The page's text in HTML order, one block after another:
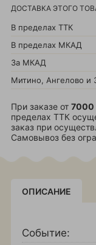
ДОСТАВКА ЭТОГО
В пределах ТТК
В пределах МКАД
За МКАД
Митино, Ангелово и
При заказе от 7000
пределах ТТК
заказ при
Самовывоз без
ОПИСАНИЕ
Событие: